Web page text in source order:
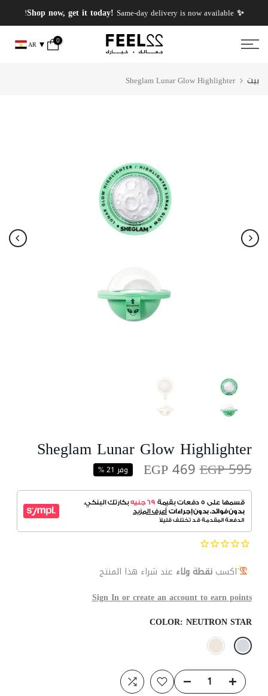
انتقل
إلى
المحتوى
✨ Shop now, get it today!
Same-day delivery is now available!
0
AR
بيت Sheglam Lunar Glow Highlighter
Sheglam Lunar Glow Highlighter
EGP 595
EGP 469 وفر 21 %
اكسبنقطة ولاء عند شراء هذا المنتج
Sign In or create an account to earn points
COLOR: NEUTRON STAR